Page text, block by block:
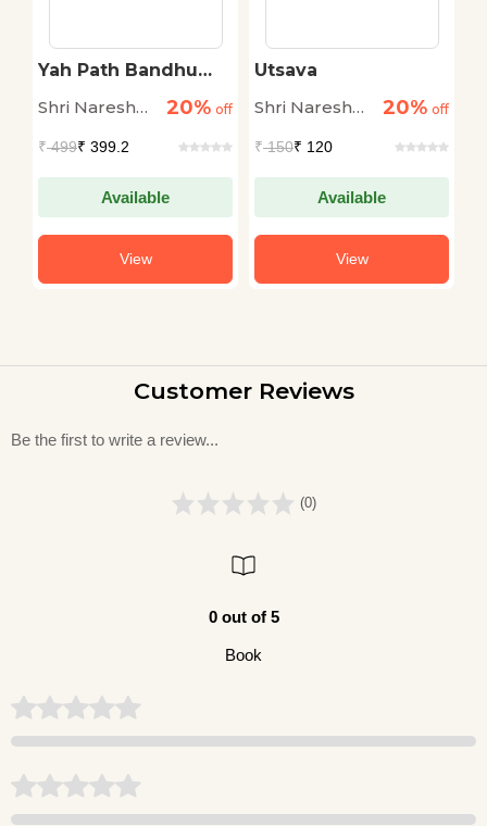
Yah Path Bandhu
Shri Naresh
20% off
₹499₹ 399.2
Available
View
Utsava
Shri Naresh
20% off
₹150₹ 120
Available
View
Customer Reviews
Be the first to write a review...
(0)
0 out of 5
Book